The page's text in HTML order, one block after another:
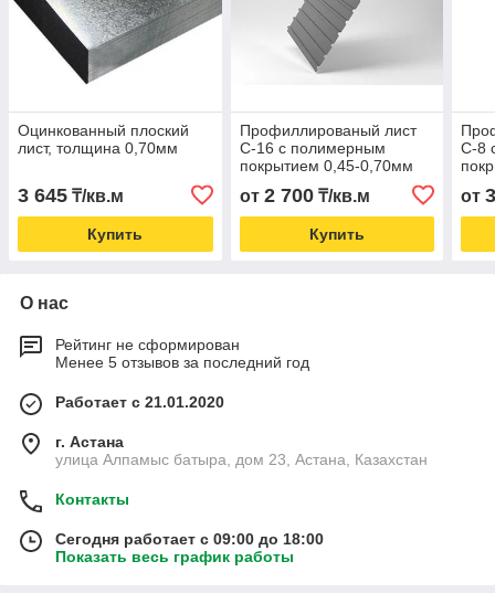
Оцинкованный плоский
лист, толщина 0,70мм
3 645 ₸/кв.м
Купить
Профиллированый лист
С-16 с полимерным
покрытием 0,45-0,70мм
от 2 700₸/кв.м
Купить
С-8
от
О нас
Рейтинг не сформирован
Менее 5 отзывов за последний год
Работает с 21.01.2020
г. Астана
улица Алпамыс батыра, дом 23, Астана, Казахстан
Контакты
Сегодня работает с 09:00 до 18:00
Показать весь график работы